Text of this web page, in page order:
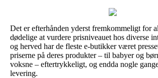
Det er efterhånden yderst fremkommeligt for
dødelige at vurdere prisniveauet hos diverse
og herved har de fleste e-butikker været
priserne på deres produkter – til babyer og
voksne – eftertrykkeligt, og endda nogle
levering.